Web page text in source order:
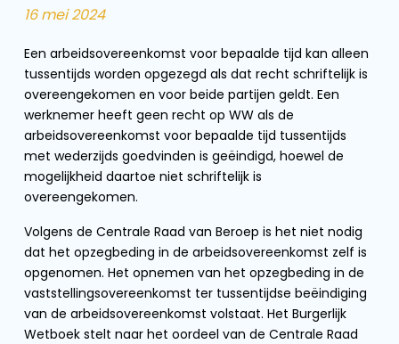
16 mei 2024
Een arbeidsovereenkomst voor bepaalde tijd kan alleen
tussentijds worden opgezegd als dat recht schriftelijk is
overeengekomen en voor beide partijen geldt. Een
werknemer heeft geen recht op WW als de
arbeidsovereenkomst voor bepaalde tijd tussentijds
met wederzijds goedvinden is geëindigd, hoewel de
mogelijkheid daartoe niet schriftelijk is
overeengekomen.
Volgens de Centrale Raad van Beroep is het niet nodig
dat het opzegbeding in de arbeidsovereenkomst zelf is
opgenomen. Het opnemen van het opzegbeding in de
vaststellingsovereenkomst ter tussentijdse beëindiging
van de arbeidsovereenkomst volstaat. Het Burgerlijk
Wetboek stelt naar het oordeel van de Centrale Raad